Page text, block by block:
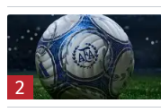
2